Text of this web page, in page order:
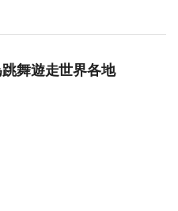
跳舞遊走世界各地